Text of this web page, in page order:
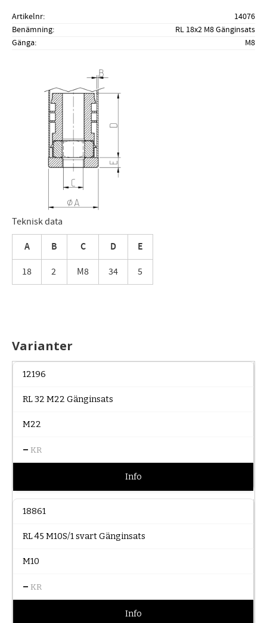
Artikelnr
14076
Benämning
RL 18x2 M8 Gänginsats
Gänga
M8
Teknisk data
A B C D E
18 2 M8 34 5
Varianter
12196
RL 32 M22 Gänginsats
M22
– KR
Info
18861
RL 45 M10S/1 svart Gänginsats
M10
– KR
Info